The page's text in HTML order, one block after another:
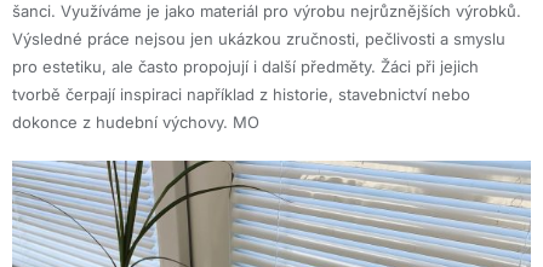
šanci. Využíváme je jako materiál pro výrobu nejrůznějších výrobků.
Výsledné práce nejsou jen ukázkou zručnosti, pečlivosti a smyslu
pro estetiku, ale často propojují i další předměty. Žáci při jejich
tvorbě čerpají inspiraci například z historie, stavebnictví nebo
dokonce z hudební výchovy. MO